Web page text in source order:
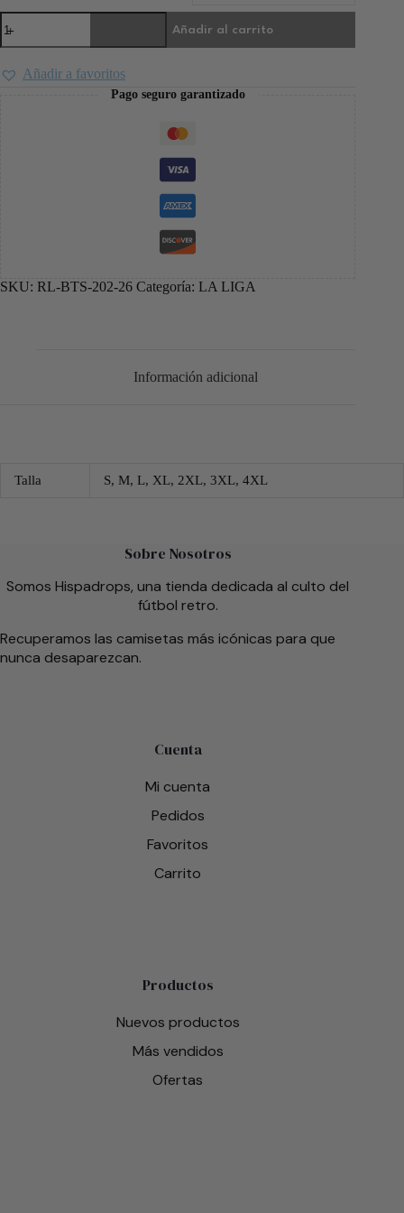
Añadir al carrito
Añadir a favoritos
Pago seguro garantizado
SKU: RL-BTS-202-26 Categoría: LA LIGA
Información adicional
Talla S, M, L, XL, 2XL, 3XL, 4XL
Sobre Nosotros
Somos Hispadrops, una tienda dedicada al culto del
fútbol retro.
Recuperamos las camisetas más icónicas para que
nunca desaparezcan.
Cuenta
Mi cuenta
Pedidos
Favoritos
Carrito
Productos
Nuevos productos
Más vendidos
Ofertas